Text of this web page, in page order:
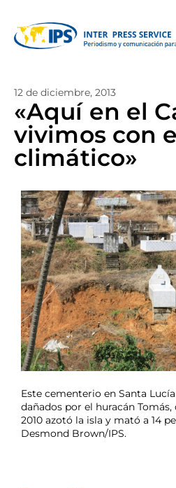
12 de diciembre, 2013
«Aquí en el
vivimos con
climático»
Este cementerio en Santa
dañados por el huracán
2010 azotó la isla y mató a 14
Desmond Brown/IPS.